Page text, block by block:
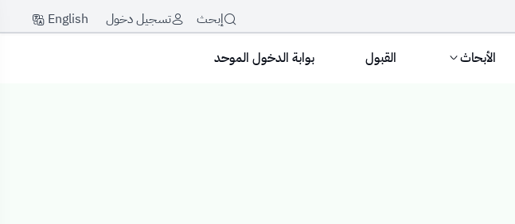
إبحث تسجيل دخول English
الأبحاث القبول بوابة الدخول الموحد